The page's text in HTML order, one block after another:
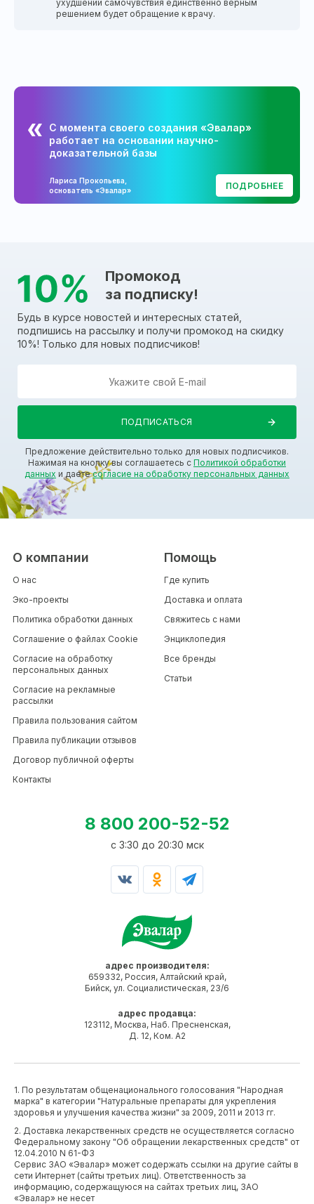
ухудшении самочувствия единственно верным
решением будет обращение к врачу.
С момента своего создания «Эвалар»
работает на основании научно-
доказательной базы
Лариса Прокопьева,
основатель «Эвалар»
ПОДРОБНЕЕ
Промокод
за подписку!
Будь в курсе новостей и интересных статей,
подпишись на рассылку и получи промокод на скидку
10%! Только для новых подписчиков!
Предложение действительно только для новых подписчиков.
Нажимая на кнопку вы соглашаетесь с Политикой обработки
данных и даетесогласие на обработку персональных данных
адрес производителя:
659332, Россия, Алтайский край,
Бийск, ул. Социалистическая, 23/6
адрес продавца:
123112, Москва, Наб. Пресненская,
Д. 12, Ком. А2
О компании
О нас
Эко-проекты
Политика обработки данных
Соглашение о файлах Cookie
Согласие на обработку
персональных данных
Согласие на рекламные
рассылки
Правила пользования сайтом
Правила публикации отзывов
Договор публичной оферты
Контакты
Помощь
Где купить
Доставка и оплата
Свяжитесь с нами
Энциклопедия
Все бренды
Статьи
8 800 200-52-52
c 3:30 до 20:30 мск
1. По результатам общенационального голосования "Народная
марка" в категории "Натуральные препараты для укрепления
здоровья и улучшения качества жизни" за 2009, 2011 и 2013 гг.
2. Доставка лекарственных средств не осуществляется согласно
Федеральному закону "Об обращении лекарственных средств" от
12.04.2010 N 61-ФЗ
Сервис ЗАО «Эвалар» может содержать ссылки на другие сайты в
сети Интернет (сайты третьих лиц). Ответственность за
информацию, содержащуюся на сайтах третьих лиц, ЗАО
«Эвалар» не несет